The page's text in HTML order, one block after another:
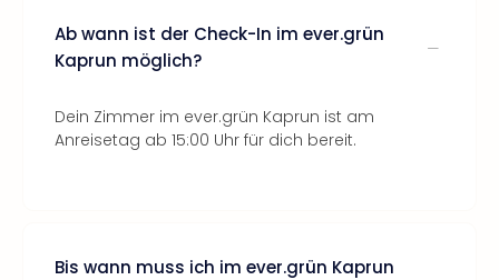
Ab wann ist der Check-In im ever.grün
Kaprun möglich?
Dein Zimmer im ever.grün Kaprun ist am
Anreisetag ab 15:00 Uhr für dich bereit.
Bis wann muss ich im ever.grün Kaprun